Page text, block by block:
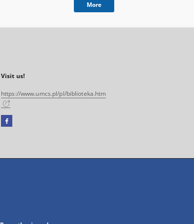
More
Visit us!
https://www.umcs.pl/pl/biblioteka.htm
Facebook
open